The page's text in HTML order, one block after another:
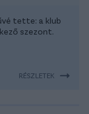
tette: a klub
szezont.
RÉSZLETEK